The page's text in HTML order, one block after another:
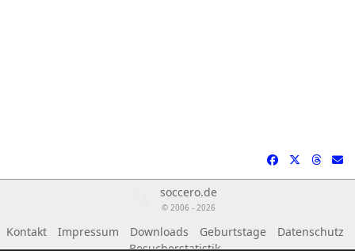
soccero.de
© 2006 - 2026
Kontakt Impressum Downloads Geburtstage
Datenschutz